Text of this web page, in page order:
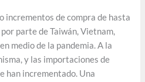
incrementos de compra de hasta
parte de Taiwán, Vietnam,
medio de la pandemia. A la
y las importaciones de
han incrementado. Una